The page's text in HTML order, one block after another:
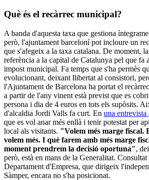
Què és el recàrrec municipal?
A banda d'aquesta taxa que gestiona
però, l'ajuntament barceloní pot incloure un
que s'afegeix a la taxa catalana. De moment,
referència a la capital de Catalunya pel que fa
impost municipal. Fa temps que s'ha permès
evolucionant, deixant llibertat al consistori,
l'Ajuntament de Barcelona ha portat el
a partir de l'any vinent està previst que es
persona i dia de 4 euros en tots els supòsits.
d'alcaldia Jordi Valls fa curt. En una entrevista
que es vol anar més enllà i tenir potestat per
local als visitants. "Volem més marge fiscal.
volem més. I què farem amb més marge
moment prendrem la decisió oportuna",
però, està en mans de la Generalitat.
Departament d'Empresa, que dirigeix
Sàmper, encara no s'ha posicionat.